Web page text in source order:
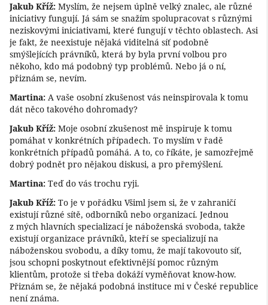
Jakub Kříž: Myslím, že nejsem úplně velký znalec, ale různé
iniciativy fungují. Já sám se snažím spolupracovat s různými
neziskovými iniciativami, které fungují v těchto oblastech. Asi
je fakt, že neexistuje nějaká viditelná síť podobně
smýšlejících právníků, která by byla první volbou pro
někoho, kdo má podobný typ problémů. Nebo já o ní,
přiznám se, nevím.
Martina: A vaše osobní zkušenost vás neinspirovala k tomu
dát něco takového dohromady?
Jakub Kříž: Moje osobní zkušenost mě inspiruje k tomu
pomáhat v konkrétních případech. To myslím v řadě
konkrétních případů pomáhá. A to, co říkáte, je samozřejmě
dobrý podnět pro nějakou diskusi, a pro přemýšlení.
Martina: Teď do vás trochu ryji.
Jakub Kříž: To je v pořádku Všiml jsem si, že v zahraničí
existují různé sítě, odborníků nebo organizací. Jednou
z mých hlavních specializací je náboženská svoboda, takže
existují organizace právníků, kteří se specializují na
náboženskou svobodu, a díky tomu, že mají takovouto síť,
jsou schopni poskytnout efektivnější pomoc různým
klientům, protože si třeba dokáží vyměňovat know-how.
Přiznám se, že nějaká podobná instituce mi v České republice
není známa.